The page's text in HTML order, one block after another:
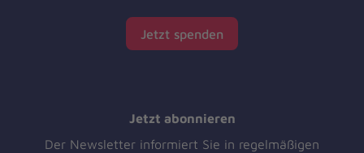
Jetzt spenden
Jetzt abonnieren
Der Newsletter informiert Sie in regelmäßigen